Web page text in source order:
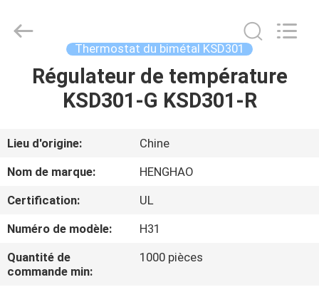
APERÇU
VR
SHOW
A
PROPOS
Hao
Electric
Thermostat du bimétal KSD301
Régulateur de température
KSD301-G KSD301-R
Lieu d'origine:
Chine
Nom de marque:
HENGHAO
Certification:
UL
Numéro de modèle:
H31
Quantité de
commande min:
1000 pièces